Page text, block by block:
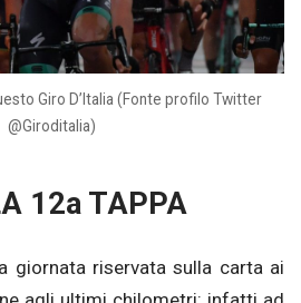
Giro D’Italia (Fonte profilo Twitter
@Giroditalia)
12a TAPPA
giornata riservata sulla carta ai